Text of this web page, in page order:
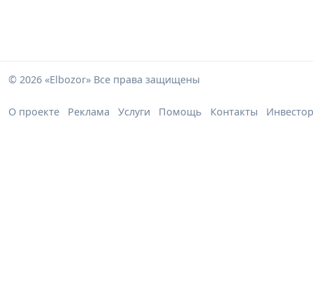
© 2026 «Elbozor» Все права защищены
О проекте Реклама Услуги Помощь Контакты